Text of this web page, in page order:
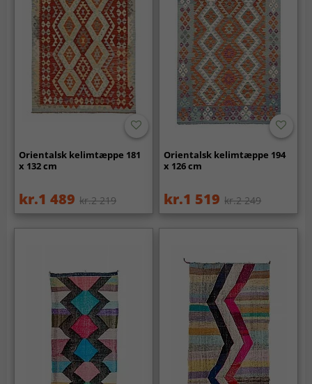
Orientalsk kelimtæppe 181
x 132 cm
kr.1 489 kr.2 219
Orientalsk kelimtæppe 194
x 126 cm
kr.1 519 kr.2 249